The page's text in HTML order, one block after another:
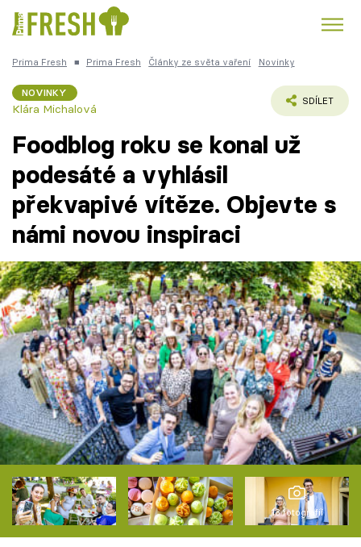
Česká kuchyně
Témata
Recepty
Články
TV Program
Škola vaření
Recepty z TV
Speciál: Cuketa
Těhotnej kuchař
Sledujte prima+
Prima Fresh ■ Prima Fresh Články ze světa vaření Novinky
NOVINKY
Klára Michalová
SDÍLET
Foodblog roku se konal už
podesáté a vyhlásil
překvapivé vítěze. Objevte s
námi novou inspiraci
13 fotografií